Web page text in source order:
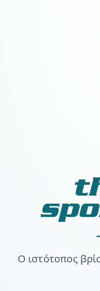
Ο ιστότοπος